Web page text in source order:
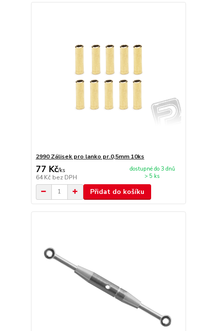
2990 Zálisek pro lanko pr.0,5mm 10ks
77 Kč/ks
64 Kč bez DPH
dostupné do 3 dnů
> 5 ks
Přidat do košíku